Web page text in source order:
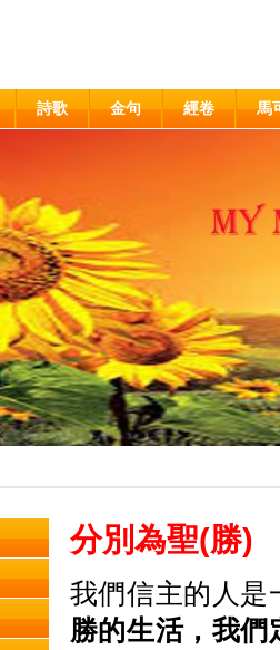
詩歌 金句 經卷 馬
分別為聖(勝)
我們信主的人是
勝的生活，我們